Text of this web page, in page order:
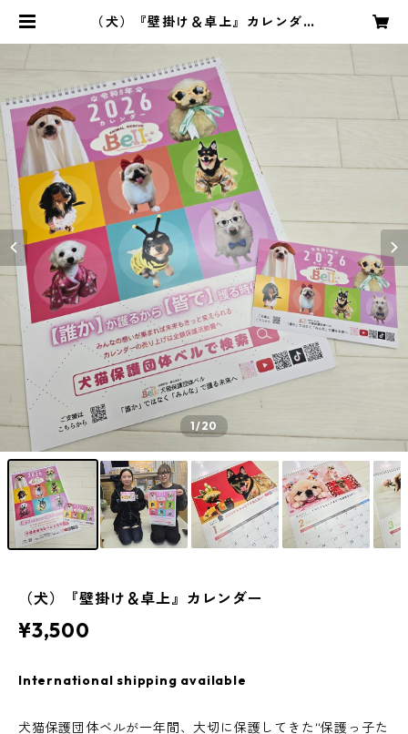
（犬）『壁掛け＆卓上』カレンダー
1/20
（犬）『壁掛け＆卓上』カレンダー
¥3,500
International shipping available
犬猫保護団体ベルが一年間、大切に保護してきた“保護っ子た